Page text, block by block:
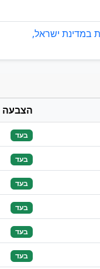
במדינת ישראל,
הצבעה
בעד
בעד
בעד
בעד
בעד
בעד